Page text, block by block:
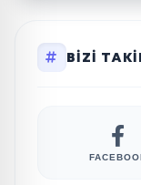
BIZI